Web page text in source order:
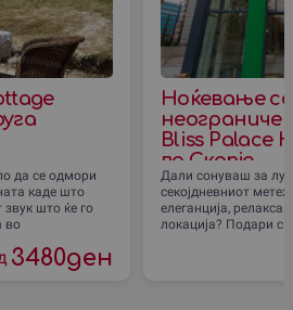
да се одмори
каде што
што ќе го
во
3480ден
Ноќевање
Bliss Palace
во Скопје
Дали сонуваш за
секојдневниот
елеганција,
локација? Подари